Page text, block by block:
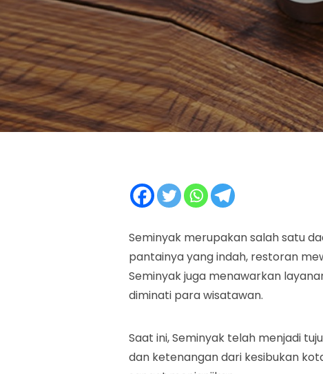
Seminyak merupakan salah satu
pantainya yang indah, restoran
Seminyak juga menawarkan
diminati para wisatawan.
Saat ini, Seminyak telah menjadi
dan ketenangan dari kesibukan